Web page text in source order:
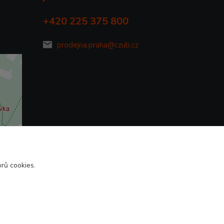
+420 225 375 800
prodejna.praha@czub.cz
cookies.